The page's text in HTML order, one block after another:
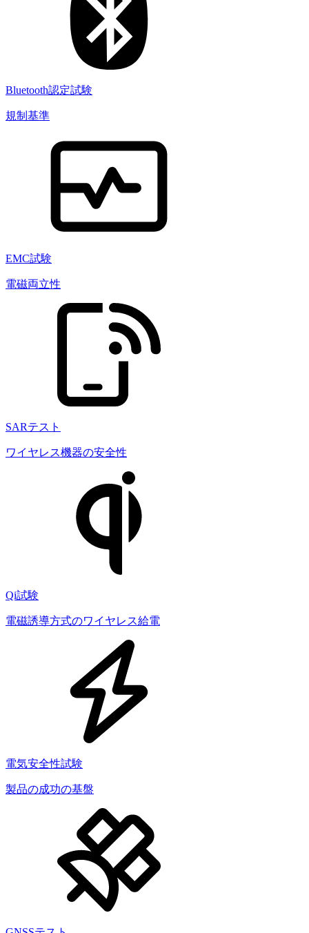
Bluetooth認定試験
規制基準
EMC試験
電磁両立性
SARテスト
ワイヤレス機器の安全性
Qi試験
電磁誘導方式のワイヤレス給電
電気安全性試験
製品の成功の基盤